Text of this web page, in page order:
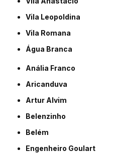
Vila Leopoldina
Vila Romana
Água Branca
Anália Franco
Aricanduva
Artur Alvim
Belenzinho
Belém
Engenheiro Goulart